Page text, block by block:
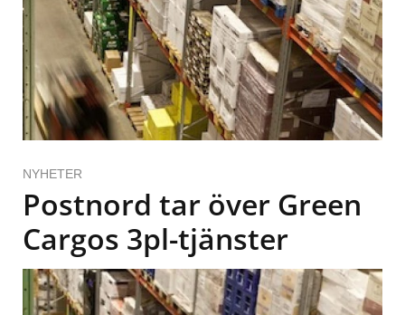
NYHETER
Postnord tar över Green
Cargos 3pl-tjänster